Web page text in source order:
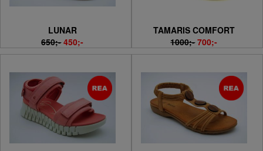
LUNAR
650;- 450;-
TAMARIS COMFORT
1000;- 700;-